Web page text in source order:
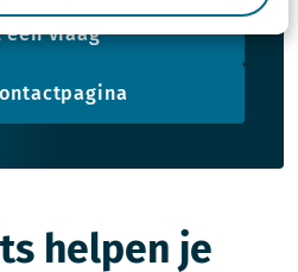
een vraag
helpen je